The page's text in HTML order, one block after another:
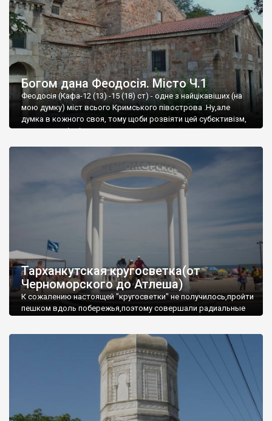
Богом дана Феодосія. Місто Ч.1
Феодосія (Кафа-12 (13) -15 (18) ст) - одне з найцікавіших (на
мою думку) міст всього Кримського півострова .Ну,але
думка в кожного своя, тому щоби розвіяти цей субєктивізм,
запрошую відвідати це
Тарханкутская кругосветка(от
Черноморского до Атлеша)
К сожалению настоящей "кругосветки" не получилось,пройти
пешком вдоль побережья,поэтому совершали радиальные